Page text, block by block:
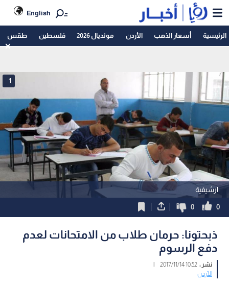
English
الرئيسية أسعار الذهب الأردن مونديال 2026 فلسطين طقس
ارشيفية
1
0
0
ذبحتونا: حرمان طلاب من الامتحانات لعدم
دفع الرسوم
نشر :10:52 2017/11/14
|
الأردن